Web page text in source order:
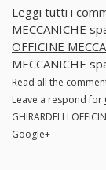
Leggi tutti i
MECCANICHE
OFFICINE
MECCANICHE
Read all the
Leave a respond for
GHIRARDELLI
Google+